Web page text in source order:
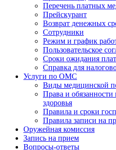
Перечень платных
Прейскурант
Возврат денежных
Сотрудники
Режим и график
Пользовательское
Сроки ожидания
Справка для
Услуги по ОМС
Виды медицинской
Права и
здоровья
Правила и сроки
Правила записи на
Оружейная комиссия
Запись на прием
Вопросы-ответы